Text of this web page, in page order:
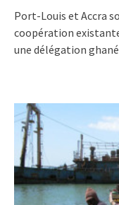
Port-Louis et Accra
coopération
une délégation